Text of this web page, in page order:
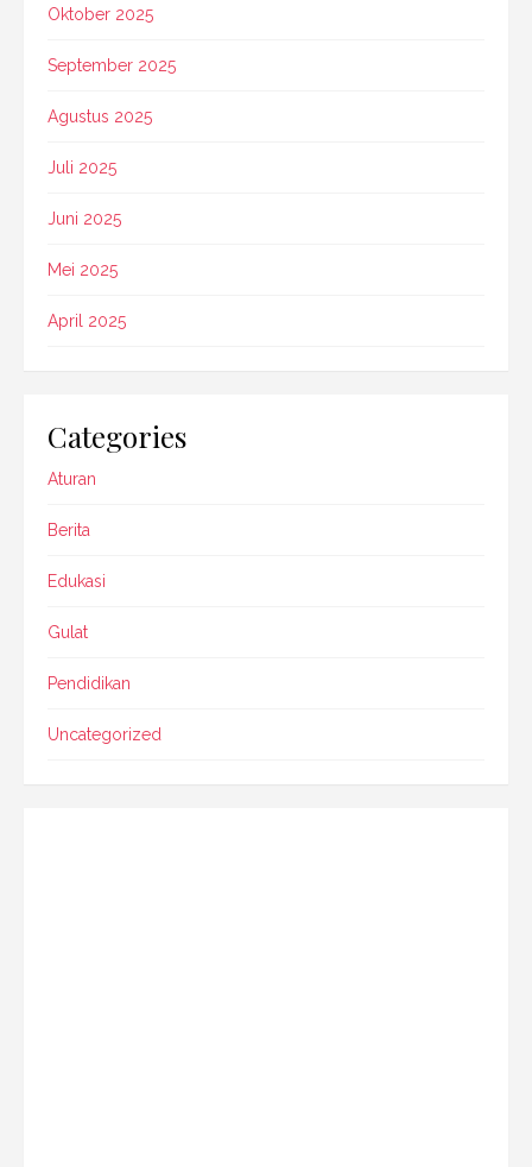
Oktober 2025
September 2025
Agustus 2025
Juli 2025
Juni 2025
Mei 2025
April 2025
Categories
Aturan
Berita
Edukasi
Gulat
Pendidikan
Uncategorized